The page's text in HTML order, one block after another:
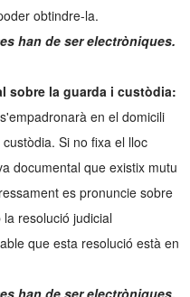
obtindre-la.
han de ser electròniques.
sobre la guarda i custòdia:
s'empadronarà en el domicili
Si no fixa el lloc
documental que existix mutu
es pronuncie sobre
resolució judicial
que esta resolució està en
han de ser electròniques.